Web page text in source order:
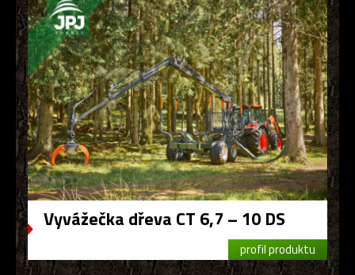
Vyvážečka dřeva CT 6,7 – 10 DS
profil produktu